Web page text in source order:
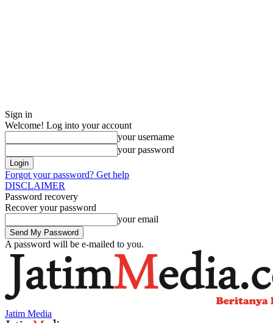
Sign in
Welcome! Log into your account
your username
your password
Forgot your password? Get help
DISCLAIMER
Password recovery
Recover your password
your email
A password will be e-mailed to you.
Jatim Media